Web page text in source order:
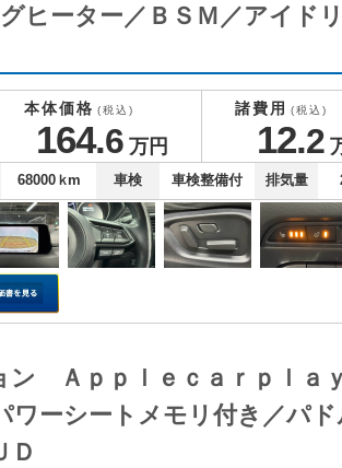
ヒーター／ＢＳＭ／アイド
本体価格 (税込)
164.6 万円
諸費用 (税込)
12.2
68000ｋm 車検 車検整備付 排気量
Ａｐｐｌｅｃａｒｐｌａ
ーシートメモリ付き／パ
Ｄ